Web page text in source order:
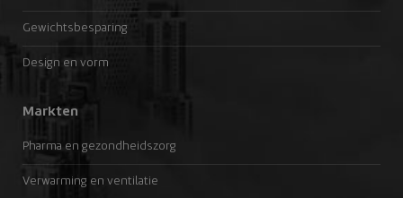
Gewichtsbesparing
Design en vorm
Markten
Pharma en gezondheidszorg
Verwarming en ventilatie